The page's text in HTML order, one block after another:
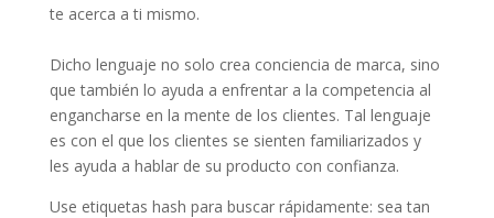
te acerca a ti mismo.
Dicho lenguaje no solo crea conciencia de marca, sino
que también lo ayuda a enfrentar a la competencia al
engancharse en la mente de los clientes. Tal lenguaje
es con el que los clientes se sienten familiarizados y
les ayuda a hablar de su producto con confianza.
Use etiquetas hash para buscar rápidamente: sea tan